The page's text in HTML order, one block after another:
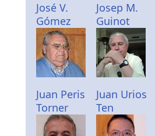
José V.
Gómez
Josep M.
Guinot
Juan Peris
Torner
Juan Urios
Ten